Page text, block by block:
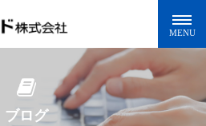
ブログ